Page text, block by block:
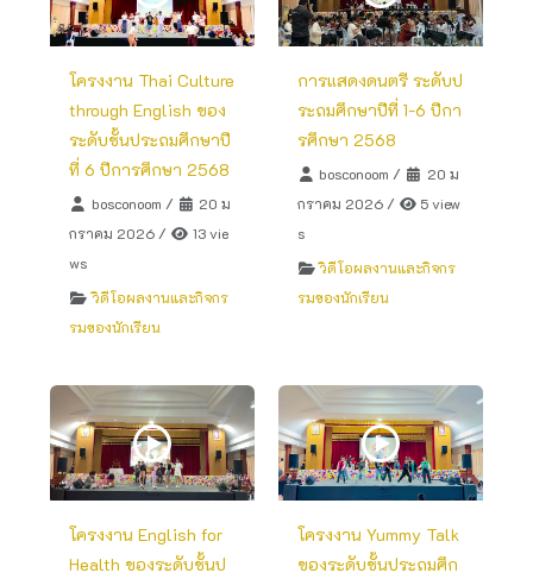
โครงงาน Thai Culture
through English ของ
ระดับชั้นประถมศึกษาปี
ที่ 6 ปีการศึกษา 2568
bosconoom /
20 ม
กราคม 2026/
13 vie
ws
วิดีโอผลงานและกิจกร
รมของนักเรียน
การแสดงดนตรี ระดับป
ระถมศึกษาปีที่ 1-6 ปีกา
รศึกษา 2568
bosconoom /
20 ม
กราคม 2026/
5 view
s
วิดีโอผลงานและกิจกร
รมของนักเรียน
โครงงาน English for
Health ของระดับชั้นป
โครงงาน Yummy Talk
ของระดับชั้นประถมศึก